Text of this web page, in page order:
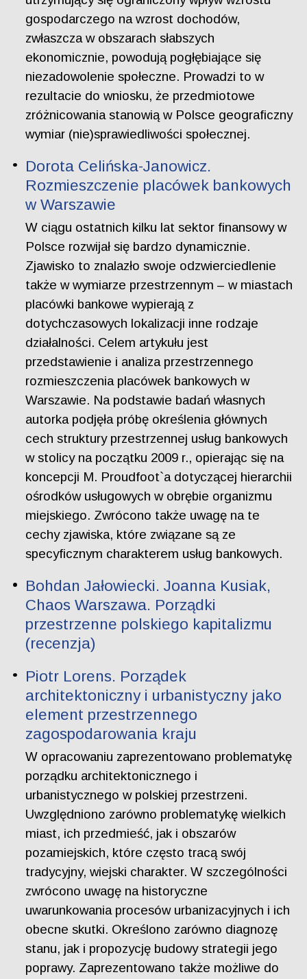
gospodarczego na wzrost dochodów,
zwłaszcza w obszarach słabszych
ekonomicznie, powodują pogłębiające się
niezadowolenie społeczne. Prowadzi to w
rezultacie do wniosku, że przedmiotowe
zróżnicowania stanowią w Polsce geograficzny
wymiar (nie)sprawiedliwości społecznej.
Dorota Celińska-Janowicz.
Rozmieszczenie placówek bankowych
w Warszawie
W ciągu ostatnich kilku lat sektor finansowy w
Polsce rozwijał się bardzo dynamicznie.
Zjawisko to znalazło swoje odzwierciedlenie
także w wymiarze przestrzennym – w miastach
placówki bankowe wypierają z
dotychczasowych lokalizacji inne rodzaje
działalności. Celem artykułu jest
przedstawienie i analiza przestrzennego
rozmieszczenia placówek bankowych w
Warszawie. Na podstawie badań własnych
autorka podjęła próbę określenia głównych
cech struktury przestrzennej usług bankowych
w stolicy na początku 2009 r., opierając się na
koncepcji M. Proudfoot`a dotyczącej hierarchii
ośrodków usługowych w obrębie organizmu
miejskiego. Zwrócono także uwagę na te
cechy zjawiska, które związane są ze
specyficznym charakterem usług bankowych.
Bohdan Jałowiecki. Joanna Kusiak,
Chaos Warszawa. Porządki
przestrzenne polskiego kapitalizmu
(recenzja)
Piotr Lorens. Porządek
architektoniczny i urbanistyczny jako
element przestrzennego
zagospodarowania kraju
W opracowaniu zaprezentowano problematykę
porządku architektonicznego i
urbanistycznego w polskiej przestrzeni.
Uwzględniono zarówno problematykę wielkich
miast, ich przedmieść, jak i obszarów
pozamiejskich, które często tracą swój
tradycyjny, wiejski charakter. W szczególności
zwrócono uwagę na historyczne
uwarunkowania procesów urbanizacyjnych i ich
obecne skutki. Określono zarówno diagnozę
stanu, jak i propozycję budowy strategii jego
poprawy. Zaprezentowano także możliwe do